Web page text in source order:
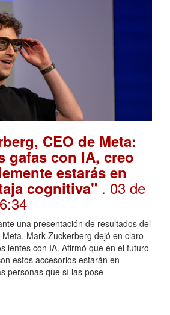
CEO de Meta:
gafas con IA, creo
estarás en
cognitiva" . 03 de
una presentación de resultados del
Mark Zuckerberg dejó en claro
lentes con IA. Afirmó que en el futuro
estos accesorios estarán en
personas que sí las pose